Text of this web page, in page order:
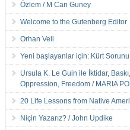
Özlem / M Can Guney
Welcome to the Gutenberg Editor
Orhan Veli
Yeni başlayanlar için: Kürt
Ursula K. Le Guin ile İktidar,
Oppression, Freedom / MARIA
20 Life Lessons from Native
Niçin Yazarız? / John Updike